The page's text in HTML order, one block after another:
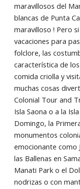
maravillosos del
blancas de Punta
maravilloso ! Pero
vacaciones para
folclore, las
característica de
comida criolla y
muchas cosas
Colonial Tour and
Isla Saona o a la
Domingo, la
monumentos
emocionante como
las Ballenas en
Manati Park o el
nodrizas o con